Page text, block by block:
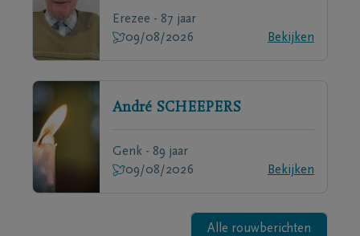
Erezee - 87 jaar
09/08/2026
Bekijken
André SCHEEPERS
Genk - 89 jaar
09/08/2026
Bekijken
Alle rouwberichten